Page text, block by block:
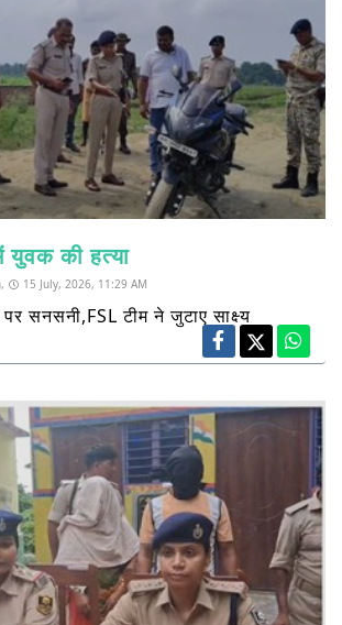
की हत्या
15 July, 2026, 11:29 AM
सनसनी,FSL टीम ने जुटाए साक्ष्य